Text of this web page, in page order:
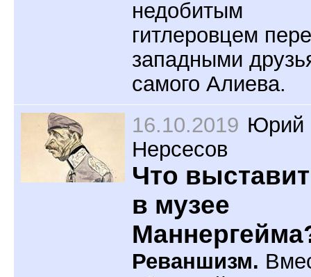
недобитым
гитлеровцем
западными
самого Алиева.
16.10.2019 Юрий
Нерсесов
Что
в музее
Реваншизм.